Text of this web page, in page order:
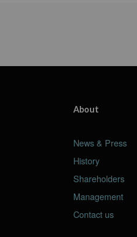
About
News & Press
History
Shareholders
Management
Contact us